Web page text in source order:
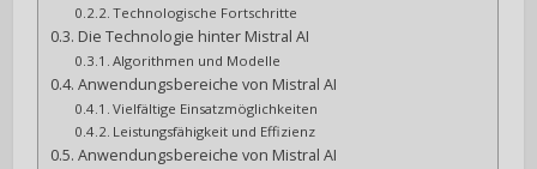
Technologische Fortschritte
Die Technologie hinter Mistral AI
Algorithmen und Modelle
Anwendungsbereiche von Mistral AI
Vielfältige Einsatzmöglichkeiten
Leistungsfähigkeit und Effizienz
Anwendungsbereiche von Mistral AI